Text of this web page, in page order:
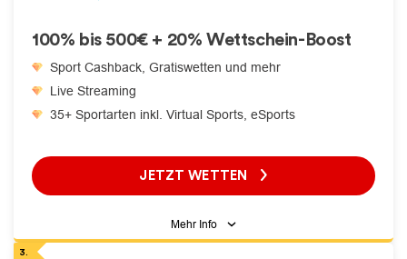
Mehr Info
100% bis 500€ + 20% Wettschein-Boost
Sport Cashback, Gratiswetten und mehr
Live Streaming
35+ Sportarten inkl. Virtual Sports, eSports
JETZT WETTEN